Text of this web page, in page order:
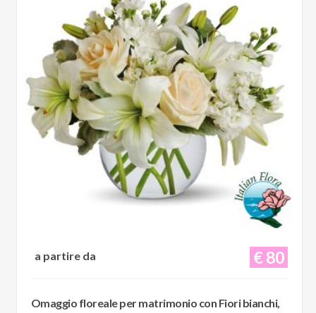
€ 80
a partire da
Omaggio floreale per matrimonio con Fiori bianchi,